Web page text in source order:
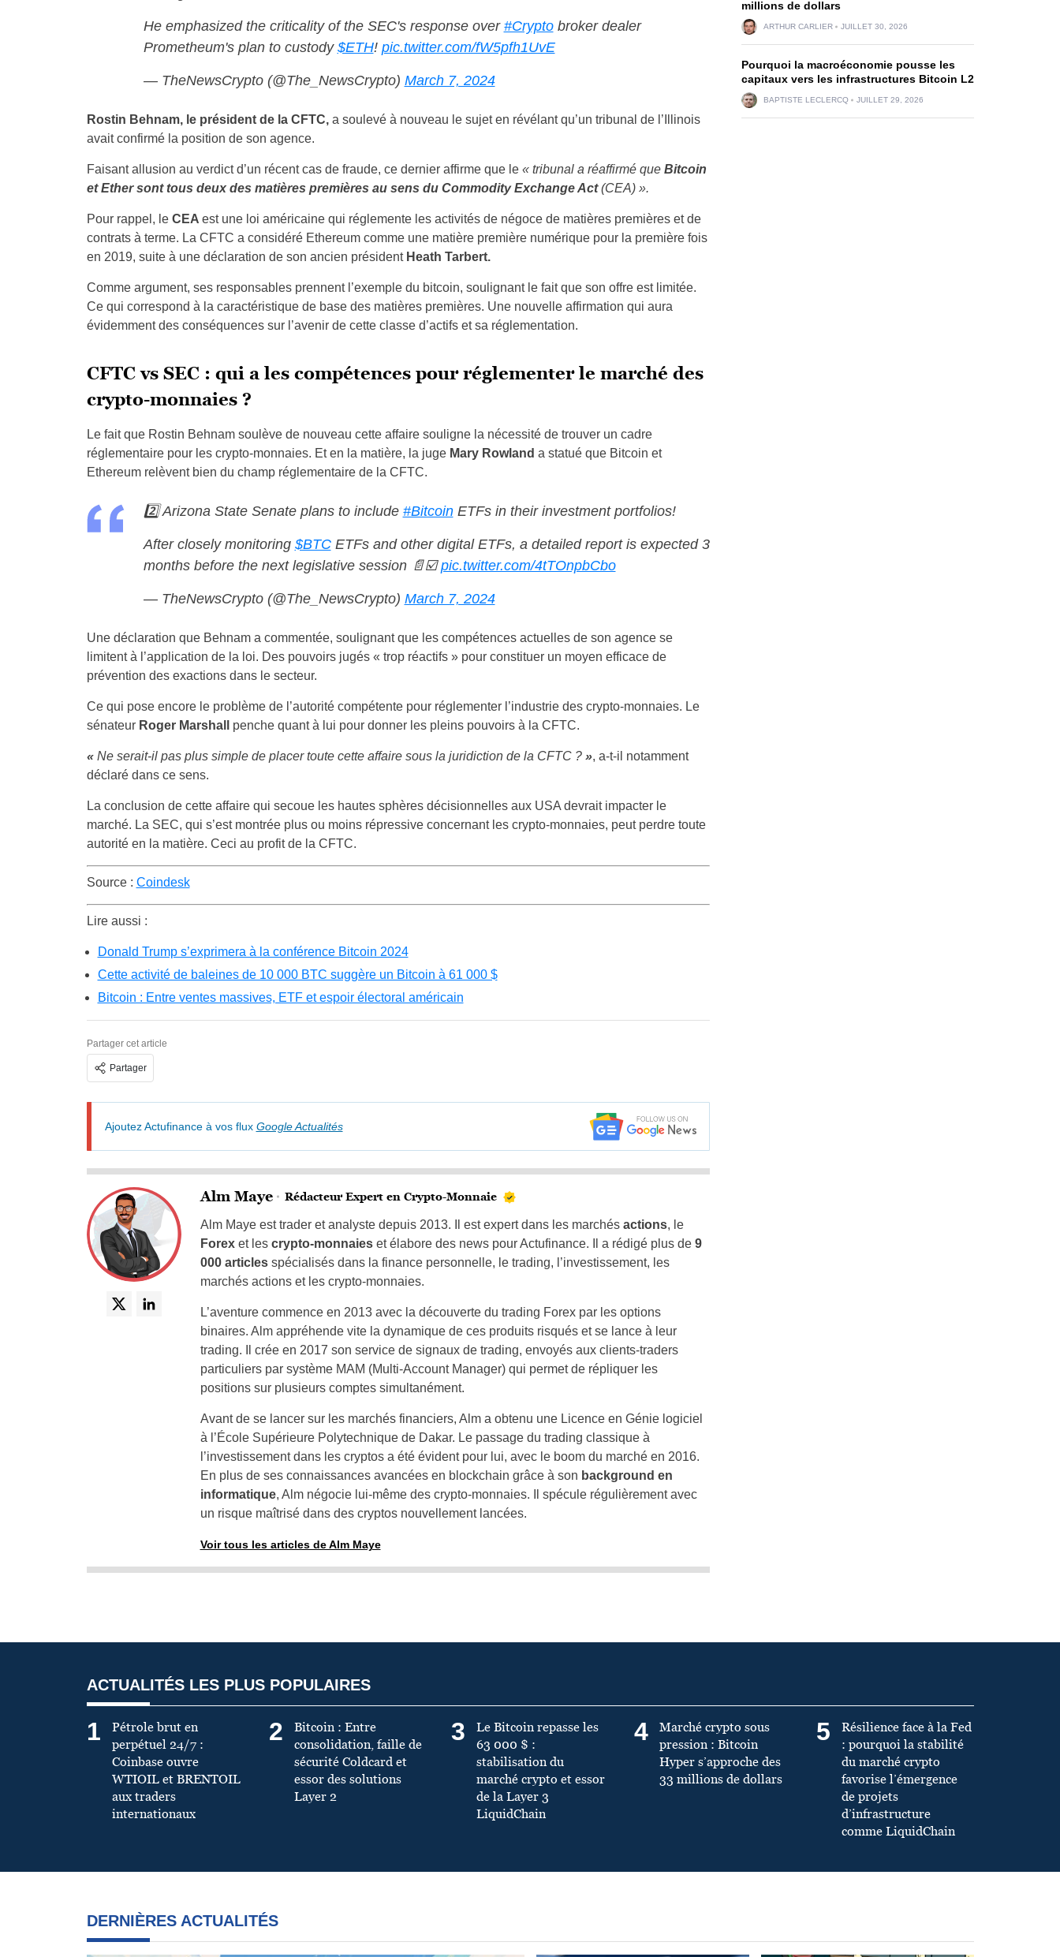
He emphasized the criticality of the SEC's response over #Cryptobroker dealer
Prometheum's plan to custody $ETH! pic.twitter.com/fW5pfh1UvE
— TheNewsCrypto (@The_NewsCrypto) March 7, 2024
Rostin Behnam, le président de la CFTC,a soulevé à nouveau le sujet en révélant qu’un tribunal de l’Illinois
avait confirmé la position de son agence.
Faisant allusion au verdict d’un récent cas de fraude, ce dernier affirme que le « tribunal a réaffirmé queBitcoin
et Ether sont tous deux des matières premières au sens du Commodity Exchange Act(CEA) ».
Pour rappel, le CEA est une loi américaine qui réglemente les activités de négoce de matières premières et de
contrats à terme. La CFTC a considéré Ethereum comme une matière première numérique pour la première fois
en 2019, suite à une déclaration de son ancien président Heath Tarbert.
Comme argument, ses responsables prennent l’exemple du bitcoin, soulignant le fait que son offre est limitée.
Ce qui correspond à la caractéristique de base des matières premières. Une nouvelle affirmation qui aura
évidemment des conséquences sur l’avenir de cette classe d’actifs et sa réglementation.
CFTC vs SEC : qui a les compétences pour réglementer le marché des
crypto-monnaies ?
Le fait que Rostin Behnam soulève de nouveau cette affaire souligne la nécessité de trouver un cadre
réglementaire pour les crypto-monnaies. Et en la matière, la juge Mary Rowland a statué que Bitcoin et
Ethereum relèvent bien du champ réglementaire de la CFTC.
2️⃣ Arizona State Senate plans to include #BitcoinETFs in their investment portfolios!
After closely monitoring $BTCETFs and other digital ETFs, a detailed report is expected 3
months before the next legislative session 📄☑️pic.twitter.com/4tTOnpbCbo
— TheNewsCrypto (@The_NewsCrypto) March 7, 2024
Une déclaration que Behnam a commentée, soulignant que les compétences actuelles de son agence se
limitent à l’application de la loi. Des pouvoirs jugés « trop réactifs » pour constituer un moyen efficace de
prévention des exactions dans le secteur.
Ce qui pose encore le problème de l’autorité compétente pour réglementer l’industrie des crypto-monnaies. Le
sénateur Roger Marshall penche quant à lui pour donner les pleins pouvoirs à la CFTC.
« Ne serait-il pas plus simple de placer toute cette affaire sous la juridiction de la CFTC ?», a-t-il notamment
déclaré dans ce sens.
La conclusion de cette affaire qui secoue les hautes sphères décisionnelles aux USA devrait impacter le
marché. La SEC, qui s’est montrée plus ou moins répressive concernant les crypto-monnaies, peut perdre toute
autorité en la matière. Ceci au profit de la CFTC.
Source : Coindesk
Lire aussi :
Donald Trump s’exprimera à la conférence Bitcoin 2024
Cette activité de baleines de 10 000 BTC suggère un Bitcoin à 61 000 $
Bitcoin : Entre ventes massives, ETF et espoir électoral américain
Partager cet article
Partager
Ajoutez Actufinance à vos flux Google Actualités
Alm Maye Rédacteur Expert en Crypto-Monnaie
Alm Maye est trader et analyste depuis 2013. Il est expert dans les marchés actions, le
Forexet les crypto-monnaies et élabore des news pour Actufinance. Il a rédigé plus de9
000 articles spécialisés dans la finance personnelle, le trading, l’investissement, les
marchés actions et les crypto-monnaies.
L’aventure commence en 2013 avec la découverte du trading Forex par les options
binaires. Alm appréhende vite la dynamique de ces produits risqués et se lance à leur
trading. Il crée en 2017 son service de signaux de trading, envoyés aux clients-traders
particuliers par système MAM (Multi-Account Manager) qui permet de répliquer les
positions sur plusieurs comptes simultanément.
Avant de se lancer sur les marchés financiers, Alm a obtenu une Licence en Génie logiciel
à l’École Supérieure Polytechnique de Dakar. Le passage du trading classique à
l’investissement dans les cryptos a été évident pour lui, avec le boom du marché en 2016.
En plus de ses connaissances avancées en blockchain grâce à son background en
informatique, Alm négocie lui-même des crypto-monnaies. Il spécule régulièrement avec
un risque maîtrisé dans des cryptos nouvellement lancées.
Voir tous les articles de Alm Maye
millions de dollars
ARTHUR CARLIER JUILLET 30, 2026
Pourquoi la macroéconomie pousse les
capitaux vers les infrastructures Bitcoin L2
BAPTISTE LECLERCQ JUILLET 29, 2026
ACTUALITÉS LES PLUS POPULAIRES
1
Pétrole brut en
perpétuel 24/7 :
Coinbase ouvre
WTIOIL et BRENTOIL
aux traders
internationaux
2
Bitcoin : Entre
consolidation, faille de
sécurité Coldcard et
essor des solutions
Layer 2
3
Le Bitcoin repasse les
63 000 $ :
stabilisation du
marché crypto et essor
de la Layer 3
LiquidChain
4
Marché crypto sous
pression : Bitcoin
Hyper s’approche des
33 millions de dollars
5
Résilience face à la Fed
: pourquoi la stabilité
du marché crypto
favorise l’émergence
de projets
d’infrastructure
comme LiquidChain
DERNIÈRES ACTUALITÉS